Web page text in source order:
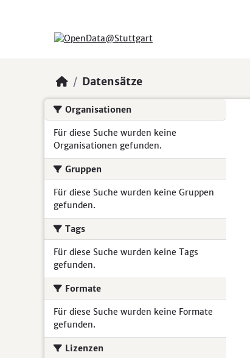
Datensätze
Organisationen
Für diese Suche wurden keine
Organisationen gefunden.
Gruppen
Für diese Suche wurden keine Gruppen
gefunden.
Tags
Für diese Suche wurden keine Tags
gefunden.
Formate
Für diese Suche wurden keine Formate
gefunden.
Lizenzen